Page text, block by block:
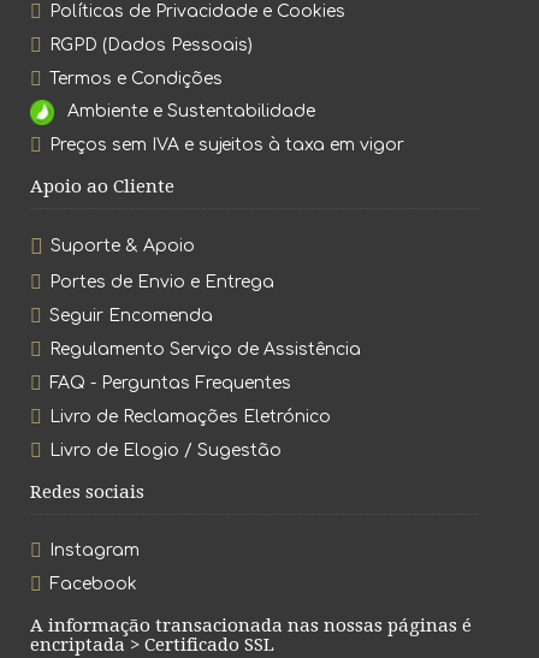
Políticas de Privacidade e Cookies
RGPD (Dados Pessoais)
Termos e Condições
Ambiente e Sustentabilidade
Preços sem IVA e sujeitos à taxa em vigor
Apoio ao Cliente
Suporte & Apoio
Portes de Envio e Entrega
Seguir Encomenda
Regulamento Serviço de Assistência
FAQ - Perguntas Frequentes
Livro de Reclamações Eletrónico
Livro de Elogio / Sugestão
Redes sociais
Instagram
Facebook
A informação transacionada nas nossas páginas é
encriptada > Certificado SSL